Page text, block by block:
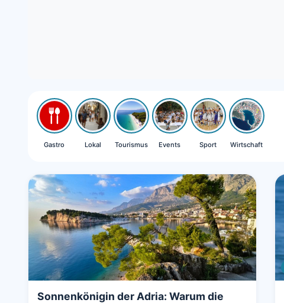
Gastro Lokal Tourismus Events Sport Wirtschaft
Sonnenkönigin der Adria: Warum die